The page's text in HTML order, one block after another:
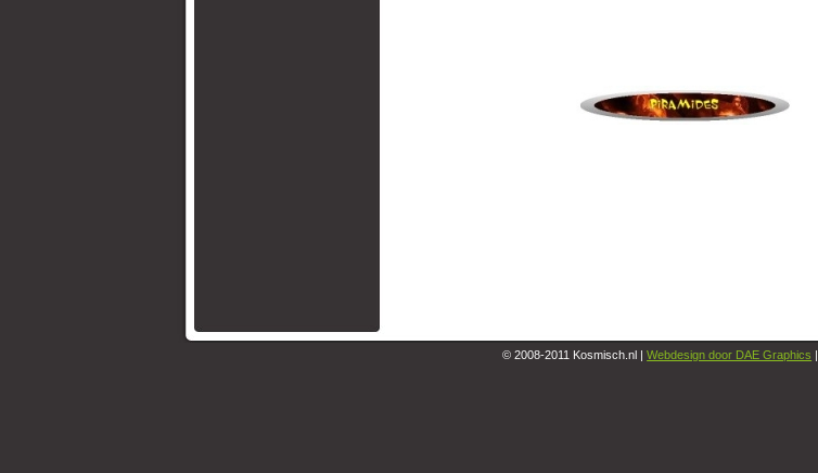
© 2008-2011 Kosmisch.nl |Webdesign door DAE Graphics |